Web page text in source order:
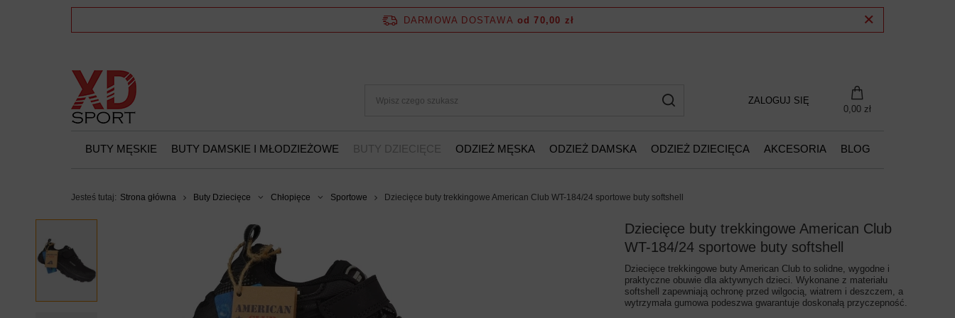
DARMOWA DOSTAWA od 70,00 zł
ZALOGUJ SIĘ
0,00 zł
BUTY MĘSKIE BUTY DAMSKIE I MŁODZIEŻOWE BUTY DZIECIĘCE ODZIEŻ MĘSKA ODZIEŻ DAMSKA ODZIEŻ DZIECIĘCA AKCESORIA BLOG
Jesteś tutaj: Strona główna Buty Dziecięce Chłopięce Sportowe Dziecięce buty trekkingowe American Club WT-184/24 sportowe buty softshell
Dziecięce buty trekkingowe American Club
WT-184/24 sportowe buty softshell
Dziecięce trekkingowe buty American Club to solidne, wygodne i
praktyczne obuwie dla aktywnych dzieci. Wykonane z materiału
softshell zapewniają ochronę przed wilgocią, wiatrem i deszczem, a
wytrzymała gumowa podeszwa gwarantuje doskonałą przyczepność.